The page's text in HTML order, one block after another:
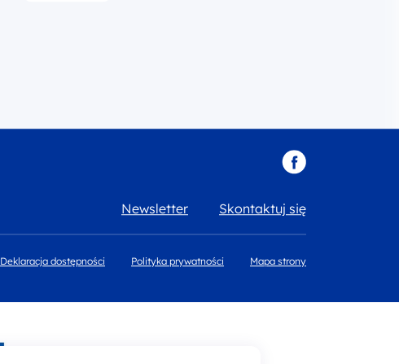
Newsletter Skontaktuj się
Deklaracja dostępności Polityka prywatności Mapa strony